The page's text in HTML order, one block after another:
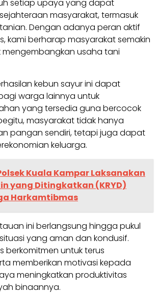
setiap upaya yang dapat
masyarakat, termasuk
Dengan adanya peran aktif
kami berharap masyarakat semakin
mengembangkan usaha tani
kebun sayur ini dapat
warga lainnya untuk
yang tersedia guna bercocok
masyarakat tidak hanya
pangan sendiri, tetapi juga dapat
keluarga.
Kuala Kampar Laksanakan
yang Ditingkatkan (KRYD)
Harkamtibmas
ini berlangsung hingga pukul
situasi yang aman dan kondusif.
berkomitmen untuk terus
memberikan motivasi kepada
meningkatkan produktivitas
binaannya.